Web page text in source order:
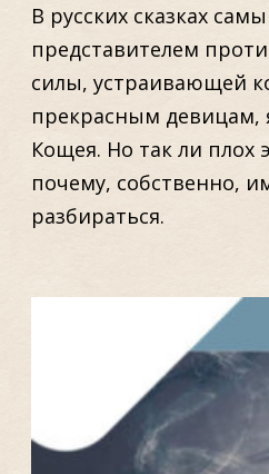
В русских сказках
представителем
силы, устраивающей
прекрасным девицам,
Кощея. Но так ли плох
почему, собственно,
разбираться.